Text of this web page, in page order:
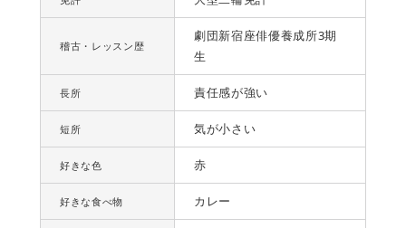
稽古・レッスン歴
劇団新宿座俳優養成所3期
生
長所 責任感が強い
短所 気が小さい
好きな色 赤
好きな食べ物 カレー